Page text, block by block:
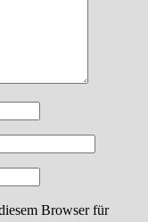
Browser für